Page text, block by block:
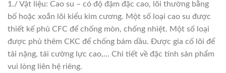
1./ Vật liệu: Cao su – có độ đậm đặc cao, lõi thường bằng
bố hoặc xoắn lõi kiểu kim cương. Một số loại cao su được
thiết kế phủ CFC để chống mòn, chống nhiệt. Một số loại
được phủ thêm CKC để chống bám dầu. Được gia cố lõi để
tải nặng, tải cường lực cao,… Chi tiết về đặc tính sản phẩm
vui lòng liên hệ riêng.